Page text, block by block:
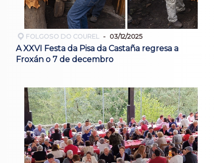
FOLGOSO DO COUREL 03/12/2025
A XXVI Festa da Pisa da Castaña regresa a
Froxán o 7 de decembro